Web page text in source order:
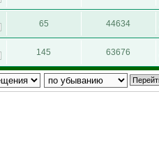
65 44634
145 63676